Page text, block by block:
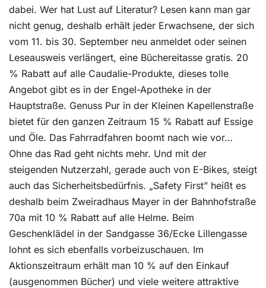
dabei. Wer hat Lust auf Literatur? Lesen kann man gar
nicht genug, deshalb erhält jeder Erwachsene, der sich
vom 11. bis 30. September neu anmeldet oder seinen
Leseausweis verlängert, eine Büchereitasse gratis. 20
% Rabatt auf alle Caudalie-Produkte, dieses tolle
Angebot gibt es in der Engel-Apotheke in der
Hauptstraße. Genuss Pur in der Kleinen Kapellenstraße
bietet für den ganzen Zeitraum 15 % Rabatt auf Essige
und Öle. Das Fahrradfahren boomt nach wie vor…
Ohne das Rad geht nichts mehr. Und mit der
steigenden Nutzerzahl, gerade auch von E-Bikes, steigt
auch das Sicherheitsbedürfnis. „Safety First” heißt es
deshalb beim Zweiradhaus Mayer in der Bahnhofstraße
70a mit 10 % Rabatt auf alle Helme. Beim
Geschenklädel in der Sandgasse 36/Ecke Lillengasse
lohnt es sich ebenfalls vorbeizuschauen. Im
Aktionszeitraum erhält man 10 % auf den Einkauf
(ausgenommen Bücher) und viele weitere attraktive